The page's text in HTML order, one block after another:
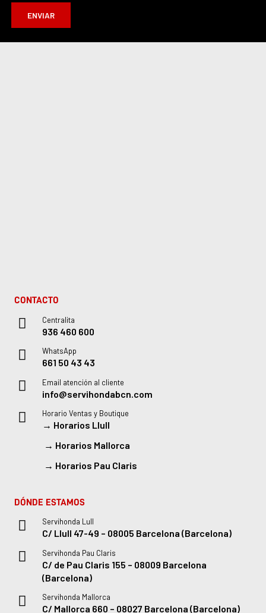
CONTACTO
Centralita
936 460 600
WhatsApp
661 50 43 43
Email atención al cliente
info@servihondabcn.com
Horario Ventas y Boutique
→ Horarios Llull
→ Horarios Mallorca
→ Horarios Pau Claris
DÓNDE ESTAMOS
Servihonda Lull
C/ Llull 47-49 – 08005 Barcelona (Barcelona)
Servihonda Pau Claris
C/ de Pau Claris 155 – 08009 Barcelona
(Barcelona)
Servihonda Mallorca
C/ Mallorca 660 – 08027 Barcelona (Barcelona)